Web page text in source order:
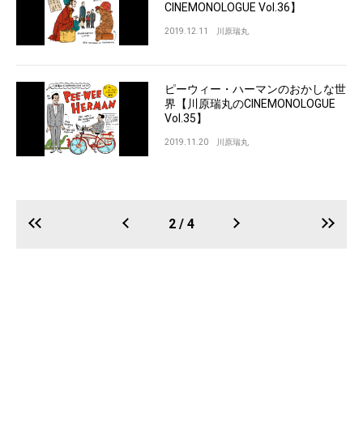
CINEMONOLOGUE Vol.36】
2019.12.11 川原瑞丸
ピーウィー・ハーマンのおかしな世
界【川原瑞丸のCINEMONOLOGUE
Vol.35】
2019.11.20 川原瑞丸
2 / 4